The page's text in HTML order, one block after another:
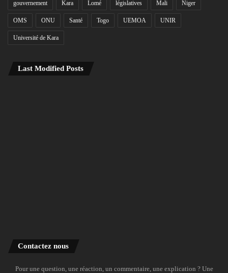
gouvernement Kara Lomé législatives Mali Niger
OMS ONU Santé Togo UEMOA UNIR
Université de Kara
Last Modified Posts
Contactez nous
Pour une question, une réaction, un commentaire, une explication ? Une